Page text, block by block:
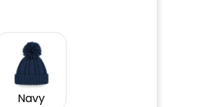
Navy